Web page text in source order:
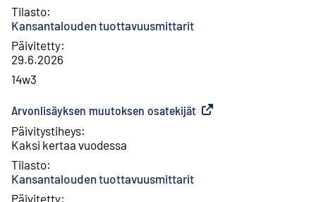
Tilasto:
Kansantalouden tuottavuusmittarit
Päivitetty:
29.6.2026
14w3
Arvonlisäyksen muutoksen osatekijät Ulkoinen linkki
Päivitystiheys:
Kaksi kertaa vuodessa
Tilasto:
Kansantalouden tuottavuusmittarit
Päivitetty: